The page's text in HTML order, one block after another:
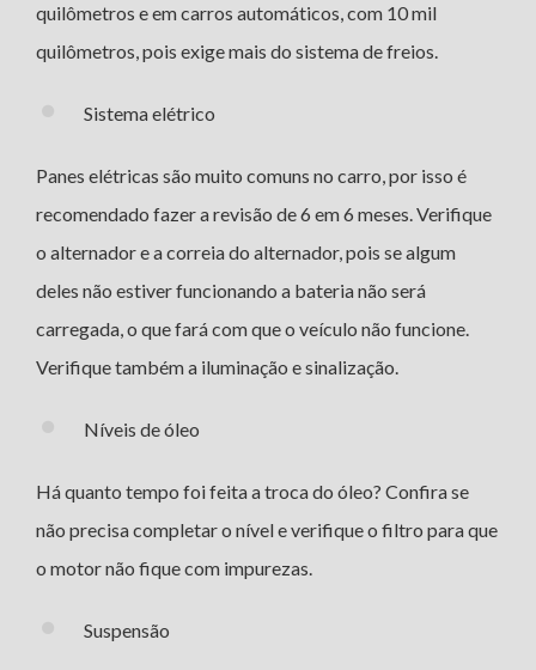
quilômetros e em carros automáticos, com 10 mil
quilômetros, pois exige mais do sistema de freios.
Sistema elétrico
Panes elétricas são muito comuns no carro, por isso é
recomendado fazer a revisão de 6 em 6 meses. Verifique
o alternador e a correia do alternador, pois se algum
deles não estiver funcionando a bateria não será
carregada, o que fará com que o veículo não funcione.
Verifique também a iluminação e sinalização.
Níveis de óleo
Há quanto tempo foi feita a troca do óleo? Confira se
não precisa completar o nível e verifique o filtro para que
o motor não fique com impurezas.
Suspensão